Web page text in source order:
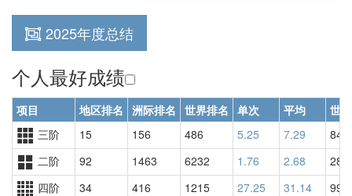
2025年度总结
个人最好成绩
项目 地区排名 洲际排名 世界排名 单次 平均
世
三阶
15 156 486 5.25 7.29
845
二阶
92 1463 6232 1.76 2.68
四阶
34 416 1215 27.25 31.14
990